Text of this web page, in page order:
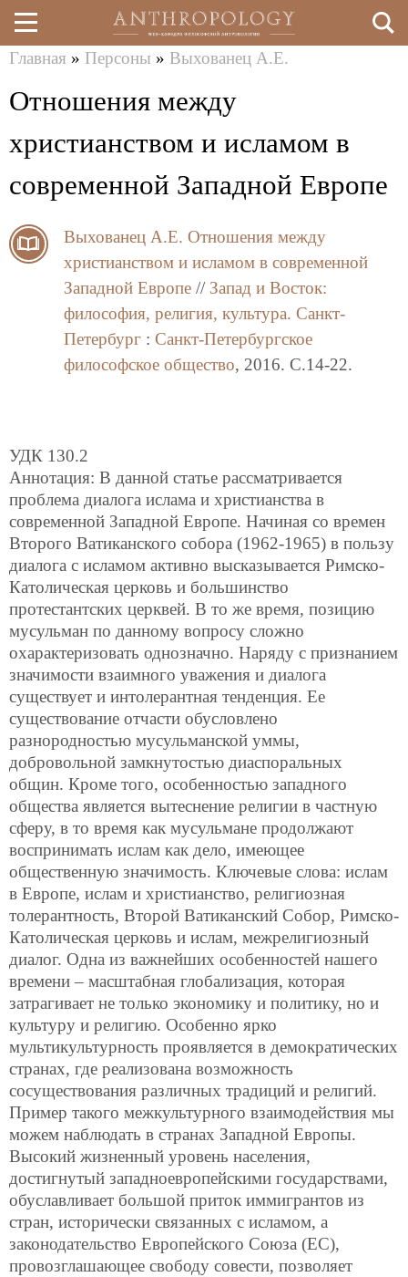
Перейти
к
здесь
Главная » Персоны » Выхованец А.Е.
Отношения между
христианством и исламом в
современной Западной Европе
Выхованец А.Е. Отношения между
христианством и исламом в современной
Западной Европе // Запад и Восток:
философия, религия, культура. Санкт-
Петербург : Санкт-Петербургское
философское общество, 2016. C.14-22.
УДК 130.2
Аннотация: В данной статье рассматривается
проблема диалога ислама и христианства в
современной Западной Европе. Начиная со времен
Второго Ватиканского собора (1962-1965) в пользу
диалога с исламом активно высказывается Римско-
Католическая церковь и большинство
протестантских церквей. В то же время, позицию
мусульман по данному вопросу сложно
охарактеризовать однозначно. Наряду с признанием
значимости взаимного уважения и диалога
существует и интолерантная тенденция. Ее
существование отчасти обусловлено
разнородностью мусульманской уммы,
добровольной замкнутостью диаспоральных
общин. Кроме того, особенностью западного
общества является вытеснение религии в частную
сферу, в то время как мусульмане продолжают
воспринимать ислам как дело, имеющее
общественную значимость. Ключевые слова: ислам
в Европе, ислам и христианство, религиозная
толерантность, Второй Ватиканский Собор, Римско-
Католическая церковь и ислам, межрелигиозный
диалог. Одна из важнейших особенностей нашего
времени – масштабная глобализация, которая
затрагивает не только экономику и политику, но и
культуру и религию. Особенно ярко
мультикультурность проявляется в демократических
странах, где реализована возможность
сосуществования различных традиций и религий.
Пример такого межкультурного взаимодействия мы
можем наблюдать в странах Западной Европы.
Высокий жизненный уровень населения,
достигнутый западноевропейскими государствами,
обуславливает большой приток иммигрантов из
стран, исторически связанных с исламом, а
законодательство Европейского Союза (ЕС),
провозглашающее свободу совести, позволяет